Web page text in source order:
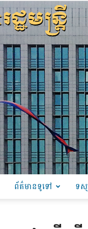
ព័ត៌មានទូទៅ ទ